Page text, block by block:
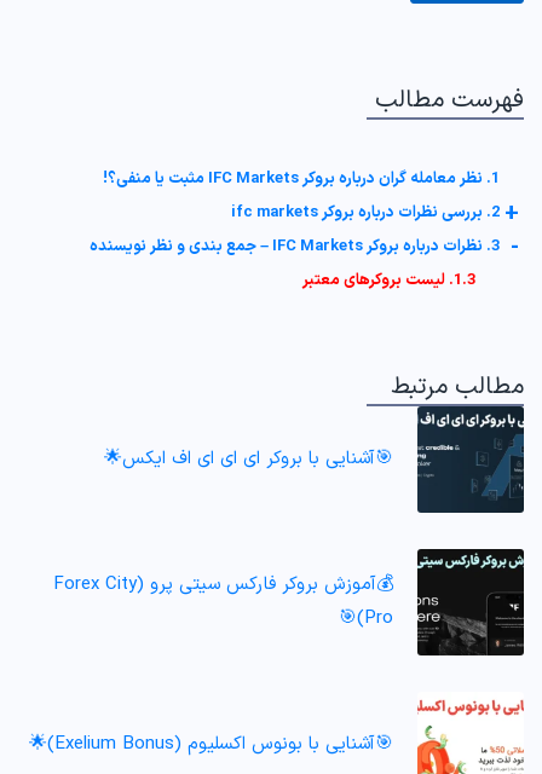
فهرست مطالب
1. نظر معامله گران درباره بروکر IFC Markets مثبت یا منفی؟!
2. بررسی نظرات درباره بروکر ifc markets +
3. نظرات درباره بروکر IFC Markets – جمع بندی و نظر نویسنده -
1.3. لیست بروکرهای معتبر
مطالب مرتبط
🎯آشنایی با بروکر ای ای ای اف ایکس🌟
💰آموزش بروکر فارکس سیتی پرو (Forex City
Pro)🎯
🎯آشنایی با بونوس اکسلیوم (Exelium Bonus)🌟